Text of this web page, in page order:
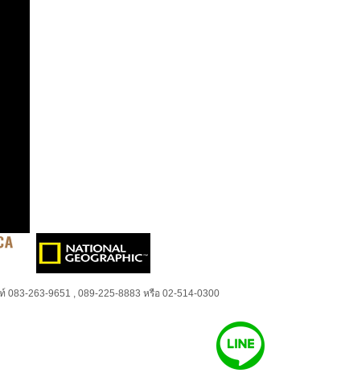
083-263-9651 , 089-225-8883 หรือ 02-514-0300